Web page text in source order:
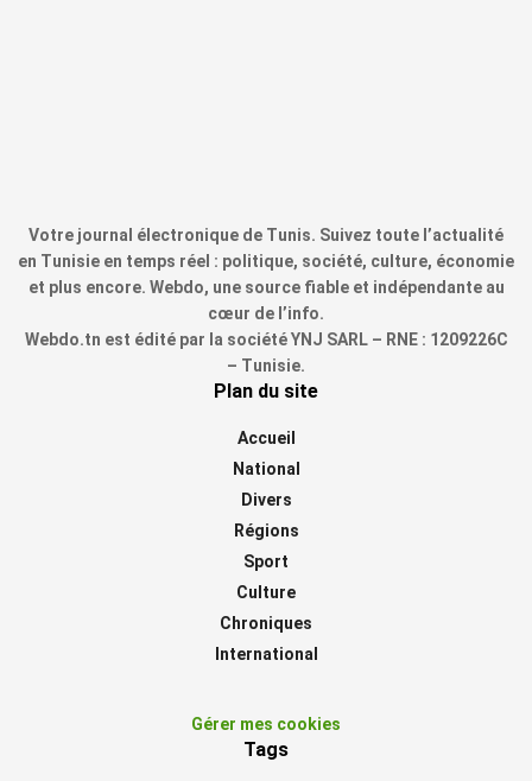
Votre journal électronique de Tunis. Suivez toute l’actualité
en Tunisie en temps réel : politique, société, culture, économie
et plus encore. Webdo, une source fiable et indépendante au
cœur de l’info.
Webdo.tn est édité par la société YNJ SARL – RNE : 1209226C
– Tunisie.
Plan du site
Accueil
National
Divers
Régions
Sport
Culture
Chroniques
International
Gérer mes cookies
Tags